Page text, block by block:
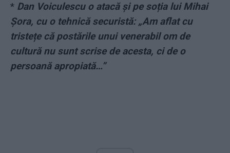
* Dan Voiculescu o atacă și pe soția lui Mihai
Șora, cu o tehnică securistă: „Am aflat cu
tristețe că postările unui venerabil om de
cultură nu sunt scrise de acesta, ci de o
persoană apropiată…”